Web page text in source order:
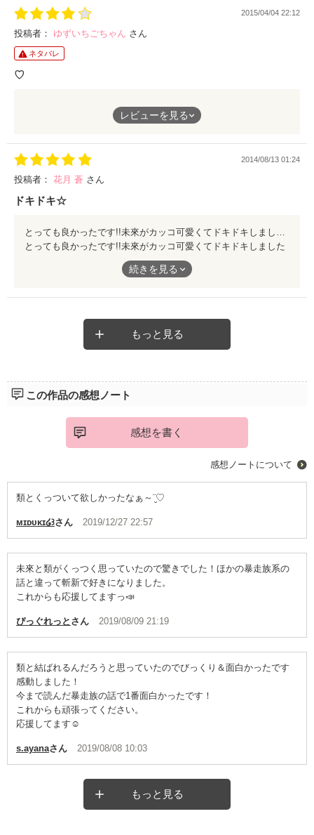
類にも最終的にいい人が見つかったみたいでよかったです♪2015/04/04 22:12
投稿者： ゆずいちごちゃん さん
ネタバレ
♡
キュンキュンしました！
けど、個人的には類とくっついて欲しかったです！
レビューを見る
2014/08/13 01:24
投稿者： 花月 蒼 さん
ドキドキ☆
とっても良かったです!!未來がカッコ可愛くてドキドキしました(//∇//)魁たちも未來思いでカッコよかったです♪
とっても良かったです!!未來がカッコ可愛くてドキドキしました
(//∇//)魁たちも未來思いでカッコよかったです♪
続きを見る
もっと見る
この作品の感想ノート
感想を書く
感想ノートについて
類とくっついて欲しかったなぁ～¨̮♡
ᴍɪᴅᴜᴋɪ໒꒱さん 2019/12/27 22:57
未來と類がくっつく思っていたので驚きでした！ほかの暴走族系の
話と違って斬新で好きになりました。
これからも応援してますっ📣
ぴっぐれっと さん 2019/08/09 21:19
類と結ばれるんだろうと思っていたのでびっくり＆面白かったです
感動しました！
今まで読んだ暴走族の話で1番面白かったです！
これからも頑張ってください。
応援してます☺️
s.ayanaさん 2019/08/08 10:03
もっと見る